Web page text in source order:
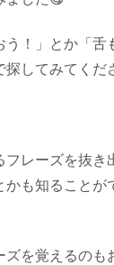
！」とか「舌
探してみてくだ
フレーズを抜き
かも知ることが
を覚えるのも